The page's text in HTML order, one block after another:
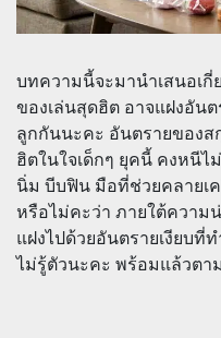
บทความนี้จะมานำเสนอเกี่
ของเล่นสุดฮิต อาจแฝงอัน
ลูกกันนะคะ อันตรายของ
ฮิตในใจเด็กๆ ยุคนี้ คงหนี
นิ่ม บีบฟิน มือที่ช่วยคลายเ
หรือไม่คะว่า ภายใต้ควา
แฝงไปด้วยอันตรายเงียบที่
ไม่รู้ตัวนะคะ พร้อมแล้วตา